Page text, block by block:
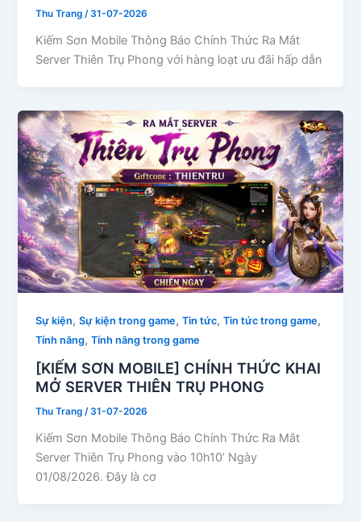
Thu Trang /31-07-2026
Kiếm Sơn Mobile Thông Báo Chính Thức Ra Mắt
Server Thiên Trụ Phong với hàng loạt ưu đãi hấp dẫn
Sự kiện,Sự kiện trong game,Tin tức,Tin tức trong game,
Tính năng,Tính năng trong game
[KIẾM SƠN MOBILE] CHÍNH THỨC KHAI
MỞ SERVER THIÊN TRỤ PHONG
Thu Trang/31-07-2026
Kiếm Sơn Mobile Thông Báo Chính Thức Ra Mắt
Server Thiên Trụ Phong vào 10h10’ Ngày
01/08/2026. Đây là cơ